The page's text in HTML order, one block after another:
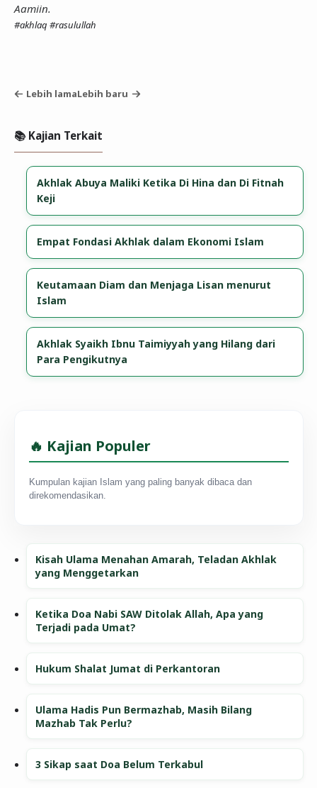
Aamiin.
#akhlaq #rasulullah
Lebih lamaLebih baru
📚 Kajian Terkait
Akhlak Abuya Maliki Ketika Di Hina dan Di Fitnah
Keji
Empat Fondasi Akhlak dalam Ekonomi Islam
Keutamaan Diam dan Menjaga Lisan menurut
Islam
Akhlak Syaikh Ibnu Taimiyyah yang Hilang dari
Para Pengikutnya
🔥 Kajian Populer
Kumpulan kajian Islam yang paling banyak dibaca dan
direkomendasikan.
Kisah Ulama Menahan Amarah, Teladan Akhlak
yang Menggetarkan
Ketika Doa Nabi SAW Ditolak Allah, Apa yang
Terjadi pada Umat?
Hukum Shalat Jumat di Perkantoran
Ulama Hadis Pun Bermazhab, Masih Bilang
Mazhab Tak Perlu?
3 Sikap saat Doa Belum Terkabul